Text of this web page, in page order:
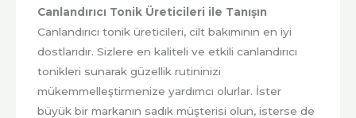
Canlandırıcı Tonik Üreticileri ile Tanışın
Canlandırıcı tonik üreticileri, cilt bakımının en iyi
dostlarıdır. Sizlere en kaliteli ve etkili canlandırıcı
tonikleri sunarak güzellik rutininizi
mükemmelleştirmenize yardımcı olurlar. İster
büyük bir markanın sadık müşterisi olun, isterse de